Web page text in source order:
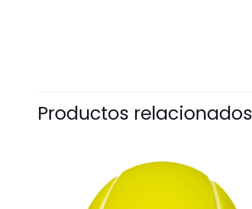
Productos relacionados